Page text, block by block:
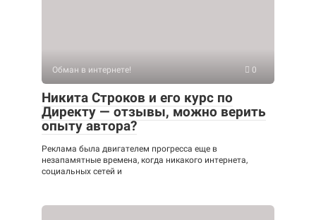
Обман в интернете! 0
Никита Строков и его курс по
Директу — отзывы, можно верить
опыту автора?
Реклама была двигателем прогресса еще в
незапамятные времена, когда никакого интернета,
социальных сетей и